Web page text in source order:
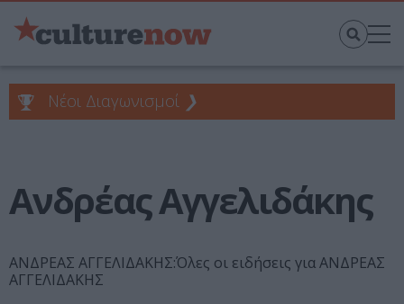
Νέοι Διαγωνισμοί ❯
Ανδρέας Αγγελιδάκης
ΑΝΔΡΕΑΣ ΑΓΓΕΛΙΔΑΚΗΣ:Όλες οι ειδήσεις για ΑΝΔΡΕΑΣ
ΑΓΓΕΛΙΔΑΚΗΣ